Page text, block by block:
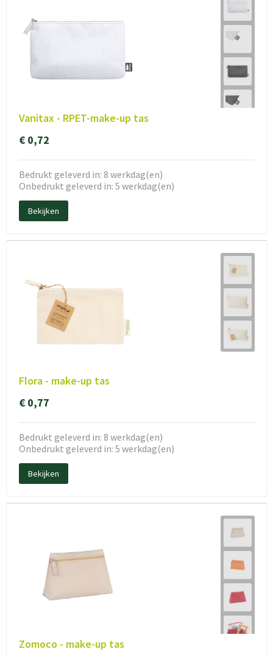
Vanitax - RPET-make-up tas
€ 0,72
Bedrukt geleverd in: 8 werkdag(en)
Onbedrukt geleverd in: 5 werkdag(en)
Bekijken
Flora - make-up tas
€ 0,77
Bedrukt geleverd in: 8 werkdag(en)
Onbedrukt geleverd in: 5 werkdag(en)
Bekijken
Zomoco - make-up tas